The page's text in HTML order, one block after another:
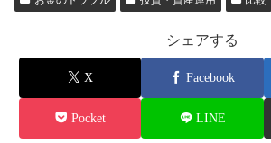
シェアする
X Facebook
Pocket LINE